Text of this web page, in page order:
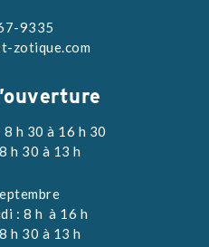
9335
zotique.com
h 30 à 16 h 30
h 30 à 13 h
: 8 h à 16 h
h 30 à 13 h